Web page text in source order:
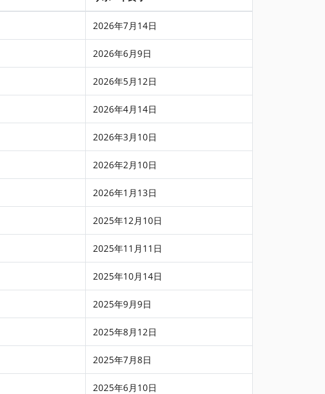
2026年7月14日
2026年6月9日
2026年5月12日
2026年4月14日
2026年3月10日
2026年2月10日
2026年1月13日
2025年12月10日
2025年11月11日
2025年10月14日
2025年9月9日
2025年8月12日
2025年7月8日
2025年6月10日